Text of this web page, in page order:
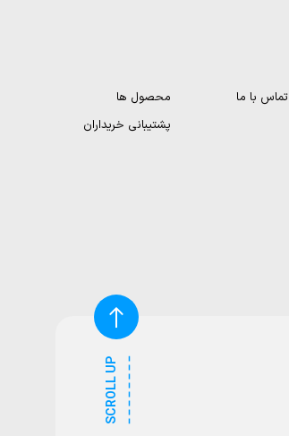
تماس با ما
محصول ها
پشتیبانی خریداران
SCROLL UP